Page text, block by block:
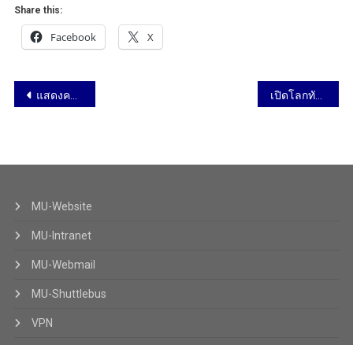
Share this:
Facebook X
แสดงความยินดีกับบัณฑิตใหม่ 2562 วันที่ 30 กันยายน 2563
MU-Website
MU-Intranet
MU-Webmail
MU-Shuttlebus
VPN